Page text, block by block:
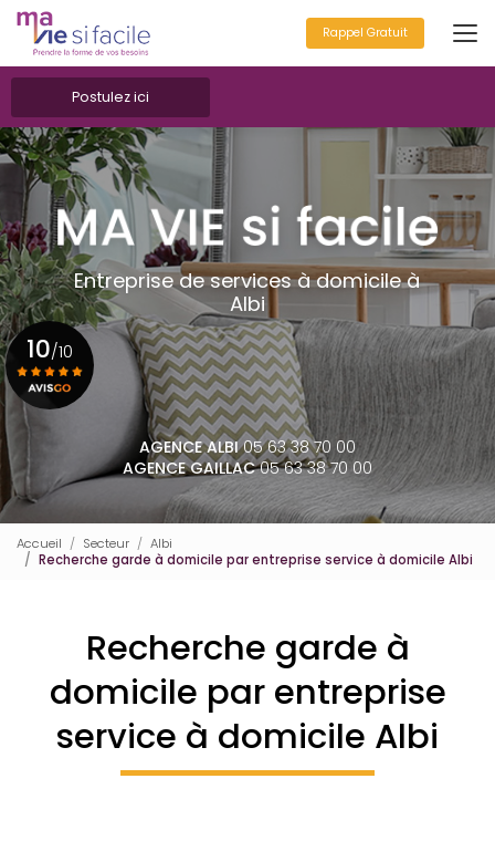
Aller
au
contenu
principal
Postulez ici
Rappel Gratuit
Entreprise de services à domicile à
Albi
AGENCE ALBI05 63 38 70 00
AGENCE GAILLAC05 63 38 70 00
10/10
Voir le certificat
Accueil Secteur
Albi
Recherche garde à domicile par entreprise service à domicile Albi
Recherche garde à
domicile par entreprise
service à domicile Albi